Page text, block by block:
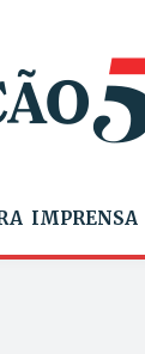
IMPRENSA